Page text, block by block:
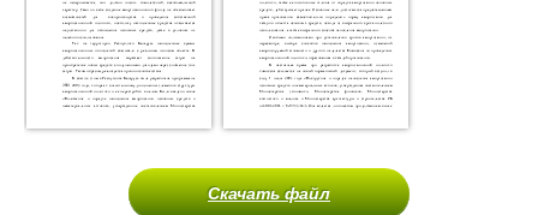
Скачать файл